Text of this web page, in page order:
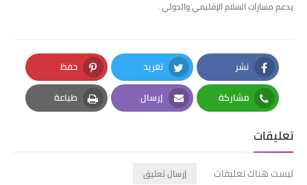
يدعم مسارات السلام الإقليمي والدولي .
نشر
Facebook
تغريد
Twitter
حفظ
Pinterest
مشاركة
Whatsapp
إرسال
Email
طباعة
Print
تعليقات
ليست هناك تعليقات إرسال تعليق